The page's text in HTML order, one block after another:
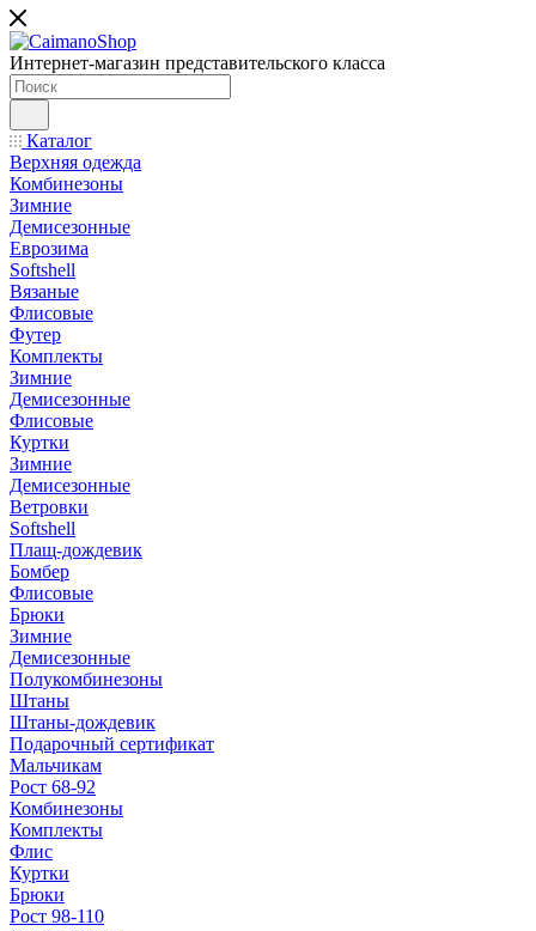
Интернет-магазин представительского класса
Каталог
Верхняя одежда
Комбинезоны
Зимние
Демисезонные
Еврозима
Softshell
Вязаные
Флисовые
Футер
Комплекты
Зимние
Демисезонные
Флисовые
Куртки
Зимние
Демисезонные
Ветровки
Softshell
Плащ-дождевик
Бомбер
Флисовые
Брюки
Зимние
Демисезонные
Полукомбинезоны
Штаны
Штаны-дождевик
Подарочный сертификат
Мальчикам
Рост 68-92
Комбинезоны
Комплекты
Флис
Куртки
Брюки
Рост 98-110